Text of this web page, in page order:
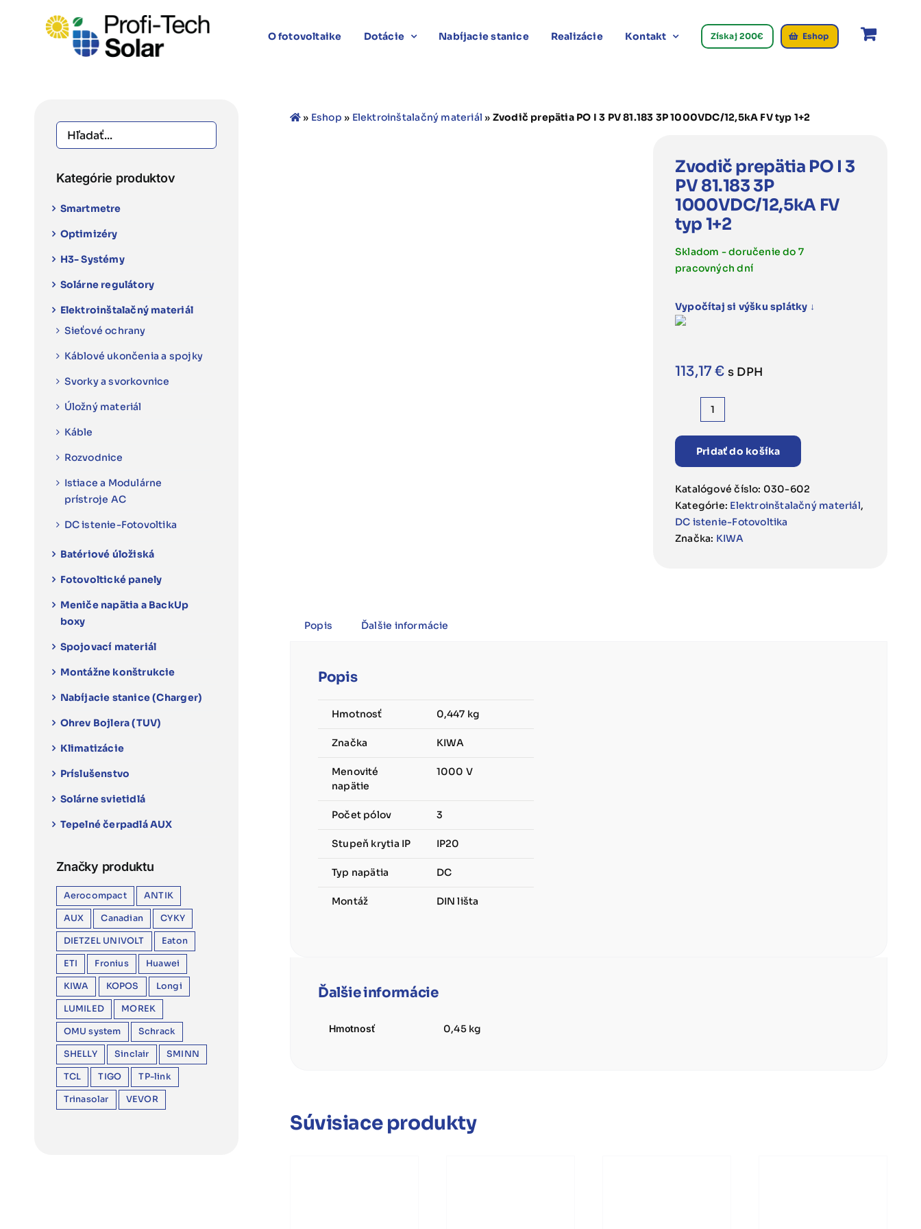
O fotovoltaike Dotácie Nabíjacie stanice Realizácie Kontakt Získaj 200€ Eshop
» Eshop » Elektroinštalačný materiál » Zvodič prepätia PO I 3 PV 81.183 3P 1000VDC/12,5kA FV typ 1+2
Zvodič prepätia PO I 3
PV 81.183 3P
1000VDC/12,5kA FV
typ 1+2
Skladom - doručenie do 7
pracovných dní
113,17€ s DPH
množstvo
Zvodič
prepätia
PO
3
PV
81.183
Pridať do košíka
Katalógové číslo: 030-602
Kategórie: Elektroinštalačný materiál,
DC istenie-Fotovoltika
Značka: KIWA
Popis Ďalšie informácie
Popis
Hmotnosť 0,447 kg
Značka KIWA
Menovité
napätie
1000 V
Počet pólov 3
Stupeň krytia IP IP20
Typ napätia DC
Montáž DIN lišta
Ďalšie informácie
Hmotnosť 0,45 kg
Súvisiace produkty
Kategórie produktov
Smartmetre
Optimizéry
H3- Systémy
Solárne regulátory
Elektroinštalačný materiál
Sieťové ochrany
Káblové ukončenia a spojky
Svorky a svorkovnice
Úložný materiál
Káble
Rozvodnice
Istiace a Modulárne
prístroje AC
DC istenie-Fotovoltika
Batériové úložiská
Fotovoltické panely
Meniče napätia a BackUp
boxy
Spojovací materiál
Montážne konštrukcie
Nabíjacie stanice (Charger)
Ohrev Bojlera (TUV)
Klimatizácie
Príslušenstvo
Solárne svietidlá
Tepelné čerpadlá AUX
Značky produktu
Aerocompact ANTIK
AUX Canadian CYKY
DIETZEL UNIVOLT Eaton
ETI Fronius Huawei
KIWA KOPOS Longi
LUMILED MOREK
OMU system Schrack
SHELLY Sinclair SMINN
TCL TIGO TP-link
Trinasolar VEVOR